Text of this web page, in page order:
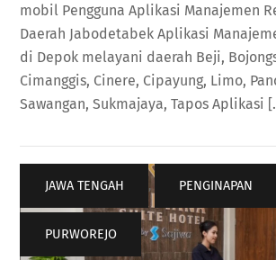
mobil Pengguna Aplikasi Manajemen
Daerah Jabodetabek Aplikasi
di Depok melayani daerah Beji,
Cimanggis, Cinere, Cipayung, Limo,
Sawangan, Sukmajaya, Tapos Aplikasi
JAWA TENGAH , PENGINAPAN
PURWOREJO